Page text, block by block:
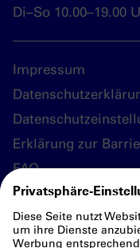
Di–So 10.00–19.00
Impressum
Erklärung zur
FAQ
Folgen Sie